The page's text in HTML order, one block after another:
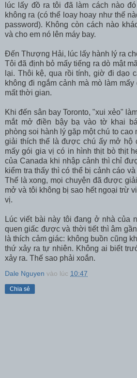
lúc lấy đồ ra tôi đã làm cách nào
không ra (có thể loay hoay như thế
password). Không còn cách nào
và cho em nó lên máy bay.
Đến Thượng Hải, lúc lấy hành lý ra
Tôi đã định bỏ mấy tiếng ra dò mật
lại. Thôi kệ, qua rồi tính, giờ đi dạo
không đi ngắm cảnh mà mò làm
mất thời gian.
Khi đến sân bay Toronto, "xui xẻo"
mắt mở điền bậy bạ vào tờ khai
phòng soi hành lý gặp một chú to cao
giải thích thế là được chú ấy mở hộ
mấy gói gia vị có in hình thịt bò thịt
của Canada khi nhập cảnh thì chỉ
kiểm tra thấy thì có thể bị cảnh cáo
Thế là xong, mọi chuyện đã được
mở và tôi không bị sao hết ngoại trừ
vị.
Lúc viết bài này tôi đang ở nhà của
quen giấc được và thời tiết thì âm
là thích cảm giác: không buồn cũng
thứ xảy ra tự nhiên. Không ai biết
xảy ra. Thế sao phải xoắn.
Dale Nguyen vào lúc 10:47
Chia sẻ